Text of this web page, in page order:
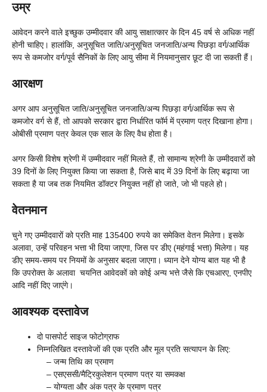
उम्र
आवेदन करने वाले इच्छुक उम्मीदवार की आयु साक्षात्कार के दिन 45 वर्ष से अधिक नहीं
होनी चाहिए। हालांकि, अनुसूचित जाति/अनुसूचित जनजाति/अन्य पिछड़ा वर्ग/आर्थिक
रूप से कमजोर वर्ग/पूर्व सैनिकों के लिए आयु सीमा में नियमानुसार छूट दी जा सकती हैं।
आरक्षण
अगर आप अनुसूचित जाति/अनुसूचित जनजाति/अन्य पिछड़ा वर्ग/आर्थिक रूप से
कमजोर वर्ग से हैं, तो आपको सरकार द्वारा निर्धारित फॉर्म में प्रमाण पत्र दिखाना होगा।
ओबीसी प्रमाण पत्र केवल एक साल के लिए वैध होता है।
अगर किसी विशेष श्रेणी में उम्मीदवार नहीं मिलते हैं, तो सामान्य श्रेणी के उम्मीदवारों को
39 दिनों के लिए नियुक्त किया जा सकता है, जिसे बाद में 39 दिनों के लिए बढ़ाया जा
सकता है या जब तक नियमित डॉक्टर नियुक्त नहीं हो जाते, जो भी पहले हो।
वेतनमान
चुने गए उम्मीदवारों को प्रति माह 135400 रुपये का समेकित वेतन मिलेगा। इसके
अलावा, उन्हें परिवहन भत्ता भी दिया जाएगा, जिस पर डीए (महंगाई भत्ता) मिलेगा। यह
डीए समय-समय पर नियमों के अनुसार बदला जाएगा। ध्यान देने योग्य बात यह भी है
कि उपरोक्त के अलावा चयनित आवेदकों को कोई अन्य भत्ते जैसे कि एचआरए, एनपीए
आदि नहीं दिए जाएंगे।
आवश्यक दस्तावेज
दो पासपोर्ट साइज फोटोग्राफ
निम्नलिखित दस्तावेजों की एक प्रति और मूल प्रति सत्यापन के लिए:
– जन्म तिथि का प्रमाण
– एसएससी/मैट्रिकुलेशन प्रमाण पत्र या समकक्ष
– योग्यता और अंक पत्र के प्रमाण पत्र